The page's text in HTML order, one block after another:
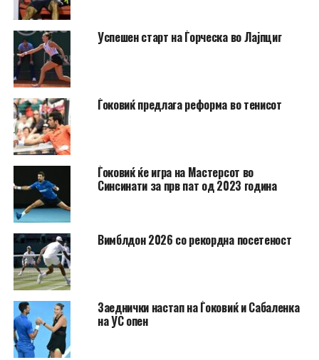
Успешен старт на Ѓорческа во Лајпциг
Ѓоковиќ предлага реформа во тенисот
Ѓоковиќ ќе игра на Мастерсот во
Синсинати за прв пат од 2023 година
Вимблдон 2026 со рекордна посетеност
Заеднички настап на Ѓоковиќ и Сабаленка
на УС опен